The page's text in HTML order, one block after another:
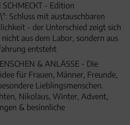
- Edition
Schluss mit austauschbaren
- der Unterschied zeigt sich
aus dem Labor, sondern aus
entsteht
& ANLÄSSE - Die
für Frauen, Männer, Freunde,
Lieblingsmenschen.
Nikolaus, Winter, Advent,
& besinnliche